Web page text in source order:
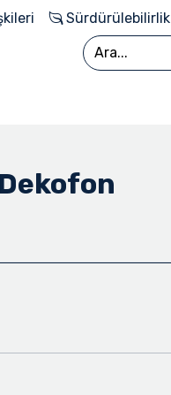
Sürdürülebilirlik